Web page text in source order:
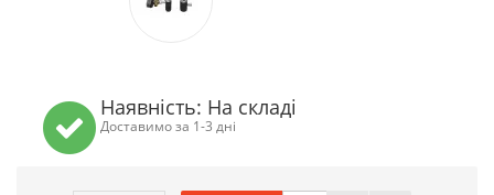
Наявність: На складі
Доставимо за 1-3 дні